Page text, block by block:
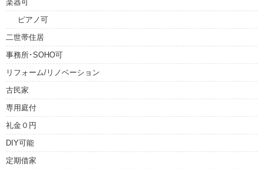
楽器可
ピアノ可
二世帯住居
事務所･SOHO可
リフォーム/リノベーション
古民家
専用庭付
礼金０円
DIY可能
定期借家